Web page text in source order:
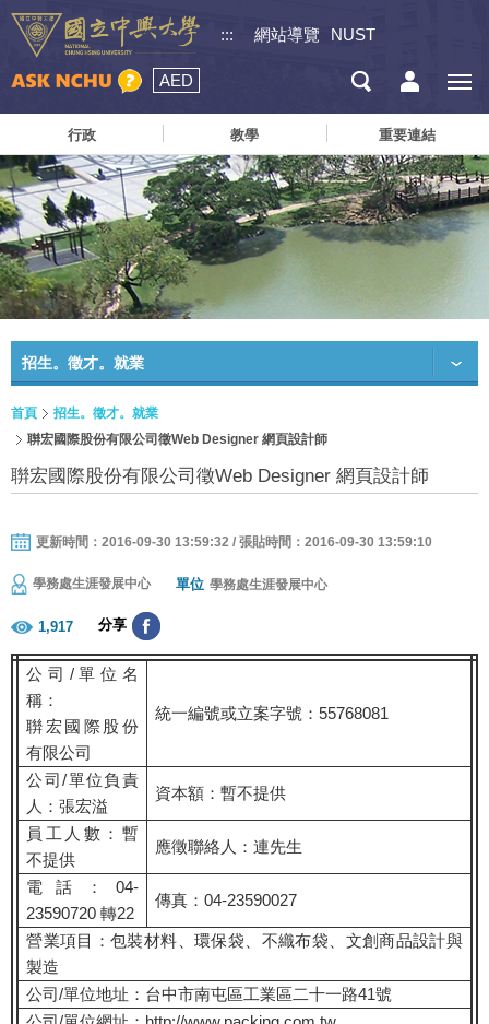
::: 網站導覽 NUST
AED
行政 教學 重要連結
招生。徵才。就業
首頁
招生。徵才。就業
聨宏國際股份有限公司徵Web Designer 網頁設計師
聨宏國際股份有限公司徵Web Designer 網頁設計師
更新時間：2016-09-30 13:59:32 / 張貼時間：2016-09-30 13:59:10
學務處生涯發展中心 單位 學務處生涯發展中心
1,917 分享
公司/單位名
稱：
聨宏國際股份
有限公司
統一編號或立案字號：55768081
公司/單位負責
人：張宏溢
資本額：暫不提供
員工人數：暫
不提供
應徵聯絡人：連先生
電話：04-
23590720 轉22
傳真：04-23590027
營業項目：包裝材料、環保袋、不織布袋、文創商品設計與
製造
公司/單位地址：台中市南屯區工業區二十一路41號